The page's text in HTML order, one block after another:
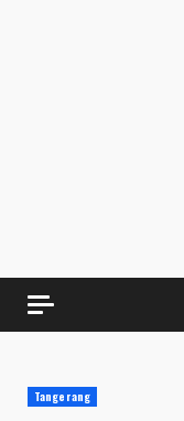
Tangerang